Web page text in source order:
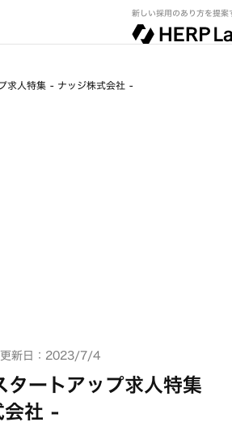
新しい採用のあり方を提案
求人特集 - ナッジ株式会社 -
更新日：2023/7/4
ートアップ求人特集
社 -